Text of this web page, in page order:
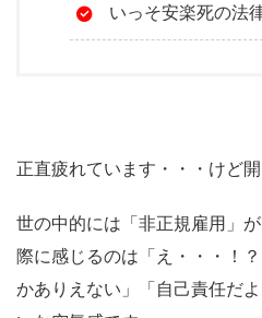
いっそ安楽死の法
正直疲れています・・・けど
世の中的には「非正規雇用」
際に感じるのは「え・・・！
かありえない」「自己責任だ